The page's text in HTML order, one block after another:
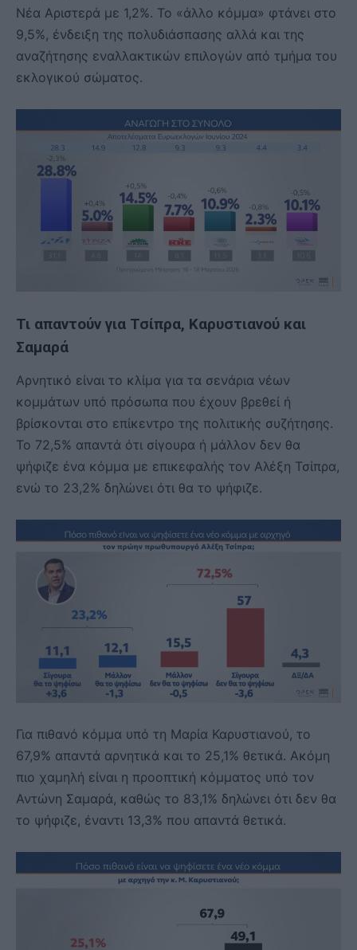
Νέα Αριστερά με 1,2%. Το «άλλο κόμμα» φτάνει στο
9,5%, ένδειξη της πολυδιάσπασης αλλά και της
αναζήτησης εναλλακτικών επιλογών από τμήμα του
εκλογικού σώματος.
Τι απαντούν για Τσίπρα, Καρυστιανού και
Σαμαρά
Αρνητικό είναι το κλίμα για τα σενάρια νέων
κομμάτων υπό πρόσωπα που έχουν βρεθεί ή
βρίσκονται στο επίκεντρο της πολιτικής συζήτησης.
Το 72,5% απαντά ότι σίγουρα ή μάλλον δεν θα
ψήφιζε ένα κόμμα με επικεφαλής τον Αλέξη Τσίπρα,
ενώ το 23,2% δηλώνει ότι θα το ψήφιζε.
Για πιθανό κόμμα υπό τη Μαρία Καρυστιανού, το
67,9% απαντά αρνητικά και το 25,1% θετικά. Ακόμη
πιο χαμηλή είναι η προοπτική κόμματος υπό τον
Αντώνη Σαμαρά, καθώς το 83,1% δηλώνει ότι δεν θα
το ψήφιζε, έναντι 13,3% που απαντά θετικά.